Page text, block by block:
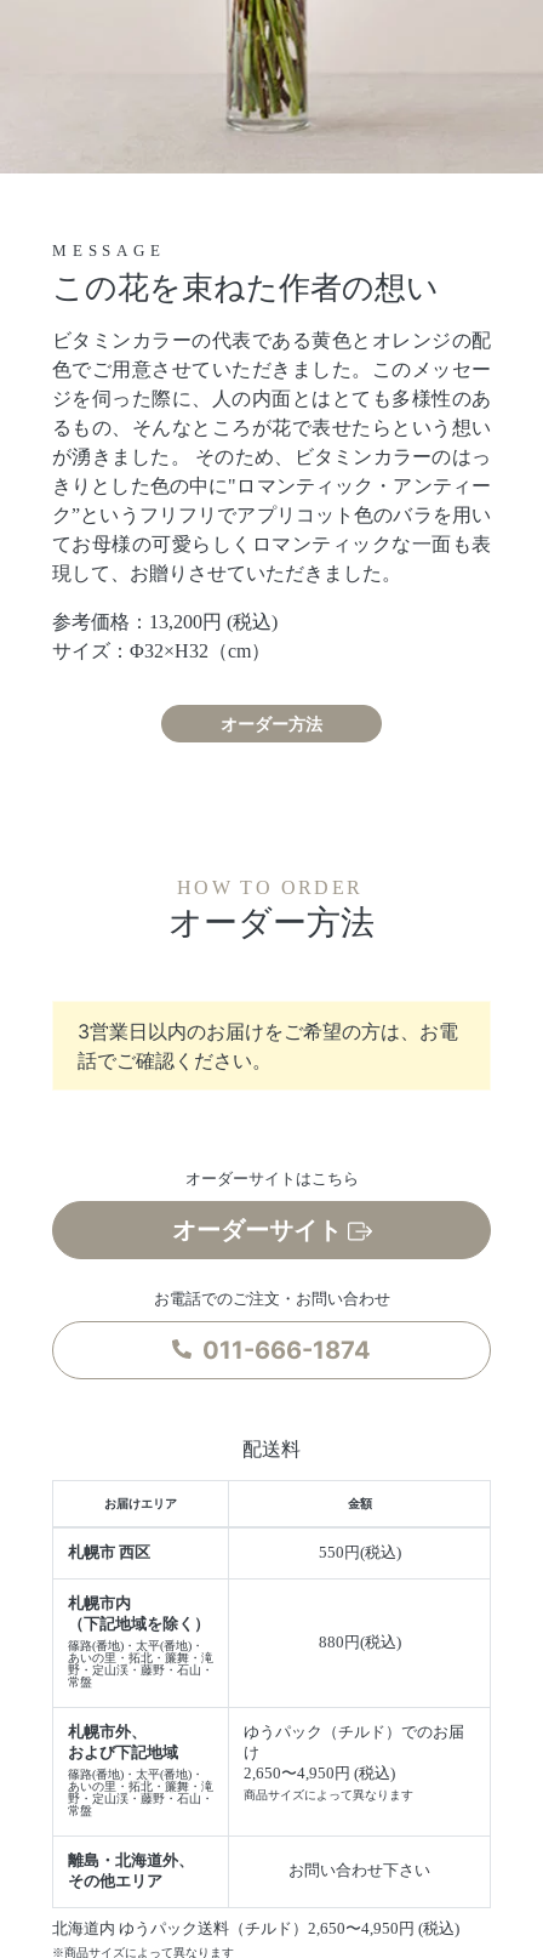
MESSAGE
この花を束ねた作者の想い
ビタミンカラーの代表である黄色とオレンジの配
色でご用意させていただきました。このメッセー
ジを伺った際に、人の内面とはとても多様性のあ
るもの、そんなところが花で表せたらという想い
が湧きました。 そのため、ビタミンカラーのはっ
きりとした色の中に"ロマンティック・アンティー
ク”というフリフリでアプリコット色のバラを用い
てお母様の可愛らしくロマンティックな一面も表
現して、お贈りさせていただきました。
参考価格：13,200円 (税込)
サイズ：Φ32×H32（cm）
オーダー方法
HOW TO ORDER
オーダー方法
3営業日以内のお届けをご希望の方は、お電
話でご確認ください。
オーダーサイトはこちら
オーダーサイト
お電話でのご注文・お問い合わせ
011-666-1874
配送料
お届けエリア 金額
札幌市 西区 550円(税込)
札幌市内
（下記地域を除く）
篠路(番地)・太平(番地)・
あいの里・拓北・簾舞・滝
野・定山渓・藤野・石山・
常盤
880円(税込)
札幌市外、
および下記地域
篠路(番地)・太平(番地)・
あいの里・拓北・簾舞・滝
野・定山渓・藤野・石山・
常盤
ゆうパック（チルド）でのお届
け
2,650〜4,950円 (税込)
商品サイズによって異なります
離島・北海道外、
その他エリア
お問い合わせ下さい
北海道内 ゆうパック送料（チルド）2,650〜4,950円 (税込)
※商品サイズによって異なります